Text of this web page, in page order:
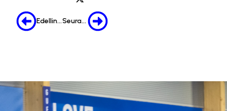
Edellinen Seuraava